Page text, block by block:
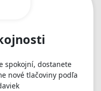
spokojní, dostanete
nové tlačoviny podľa